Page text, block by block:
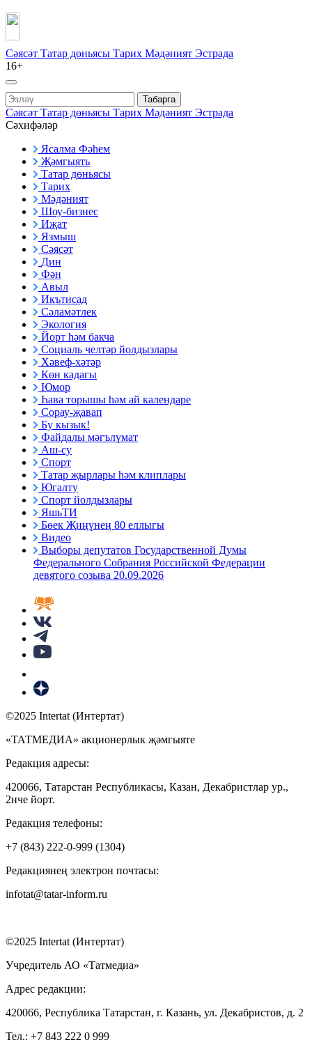
Сәясәт Татар дөньясы Тарих Мәдәният Эстрада
16+
Табарга
Сәясәт Татар дөньясы Тарих Мәдәният Эстрада
Сәхифәләр
Ясалма Фәһем
Җәмгыять
Татар дөньясы
Тарих
Мәдәният
Шоу-бизнес
Иҗат
Язмыш
Сәясәт
Дин
Фән
Авыл
Икътисад
Сәламәтлек
Экология
Йорт һәм бакча
Социаль челтәр йолдызлары
Хәвеф-хәтәр
Көн кадагы
Юмор
Һава торышы һәм ай календаре
Сорау-җавап
Бу кызык!
Файдалы мәгълүмат
Аш-су
Спорт
Татар җырлары һәм клиплары
Югалту
Спорт йолдызлары
ЯшьТИ
Бөек Җиңүнең 80 еллыгы
Видео
Выборы депутатов Государственной Думы
Федерального Собрания Российской Федерации
девятого созыва 20.09.2026
©2025 Intertat (Интертат)
«ТАТМЕДИА» акционерлык җәмгыяте
Редакция адресы:
420066, Татарстан Республикасы, Казан, Декабристлар ур.,
2нче йорт.
Редакция телефоны:
+7 (843) 222-0-999 (1304)
Редакциянең электрон почтасы:
infotat@tatar-inform.ru
©2025 Intertat (Интертат)
Учредитель АО «Татмедиа»
Адрес редакции:
420066, Республика Татарстан, г. Казань, ул. Декабристов, д. 2
Тел.: +7 843 222 0 999